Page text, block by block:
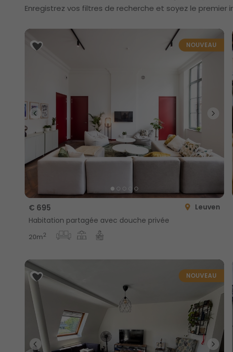
Enregistrez vos filtres de recherche et soyez le premier
NOUVEAU
€ 695
Leuven
Habitation partagée avec douche privée
20m2
NOUVEAU